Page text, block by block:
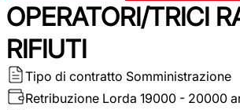
OPERATORI/TRICI
RIFIUTI
Tipo di contratto Somministrazione
Retribuzione Lorda 19000 - 20000